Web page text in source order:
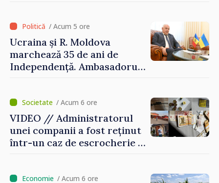
/ Acum 5 ore
Ucraina și R. Moldova
marchează 35 de ani de
Independență. Ambasadorul
suntem rezistenți și știm să
ne punctăm prioritățile
pentru viitor”
/ Acum 6 ore
VIDEO // Administratorul
unei companii a fost reținut
într-un caz de escrocherie și
domeniul agricol
/ Acum 6 ore